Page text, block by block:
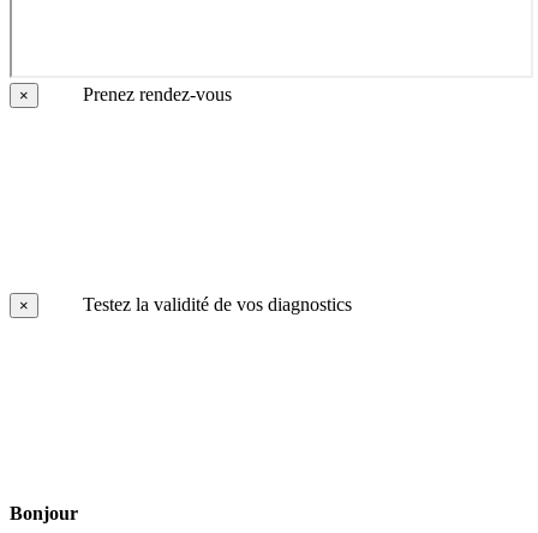
× Prenez rendez-vous
× Testez la validité de vos diagnostics
Bonjour